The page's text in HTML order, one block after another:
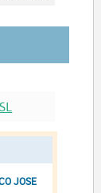
JOSE